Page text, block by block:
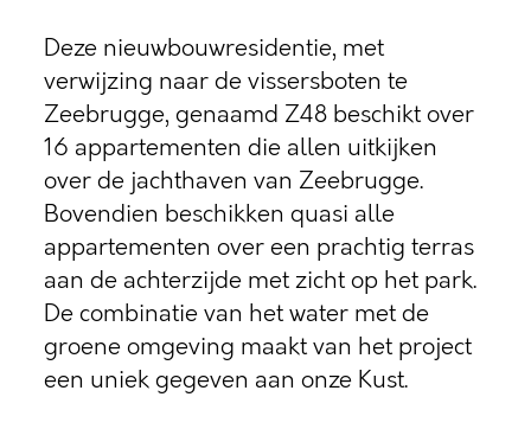
Deze nieuwbouwresidentie, met
verwijzing naar de vissersboten te
Zeebrugge, genaamd Z48 beschikt over
16 appartementen die allen uitkijken
over de jachthaven van Zeebrugge.
Bovendien beschikken quasi alle
appartementen over een prachtig terras
aan de achterzijde met zicht op het park.
De combinatie van het water met de
groene omgeving maakt van het project
een uniek gegeven aan onze Kust.